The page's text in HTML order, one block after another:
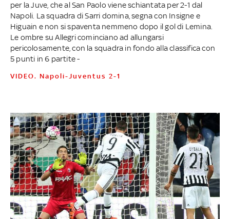
per la Juve, che al San Paolo viene schiantata per 2-1 dal
Napoli. La squadra di Sarri domina, segna con Insigne e
Higuain e non si spaventa nemmeno dopo il gol di Lemina.
Le ombre su Allegri cominciano ad allungarsi
pericolosamente, con la squadra in fondo alla classifica con
5 punti in 6 partite -
VIDEO. Napoli-Juventus 2-1